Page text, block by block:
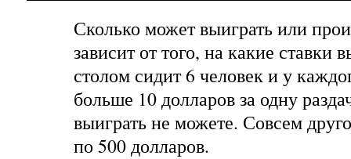
Сколько может выиграть или
зависит от того, на какие ставки
столом сидит 6 человек и у
больше 10 долларов за одну
выиграть не можете. Совсем
по 500 долларов.